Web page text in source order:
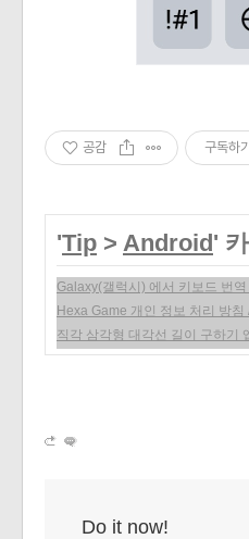
공감 구독하기
'Tip > Android'
Galaxy(갤럭시) 에서 키보드 번역
Hexa Game 개인 정보 처리 방
직각 삼각형 대각선 길이 구하기
Do it now!